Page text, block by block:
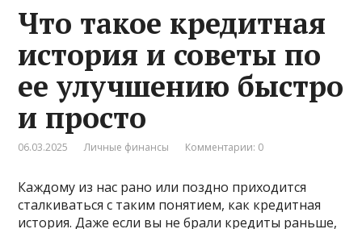
Что такое кредитная
история и советы по
ее улучшению быстро
и просто
06.03.2025 Личные финансы Комментарии: 0
Каждому из нас рано или поздно приходится
сталкиваться с таким понятием, как кредитная
история. Даже если вы не брали кредиты раньше,